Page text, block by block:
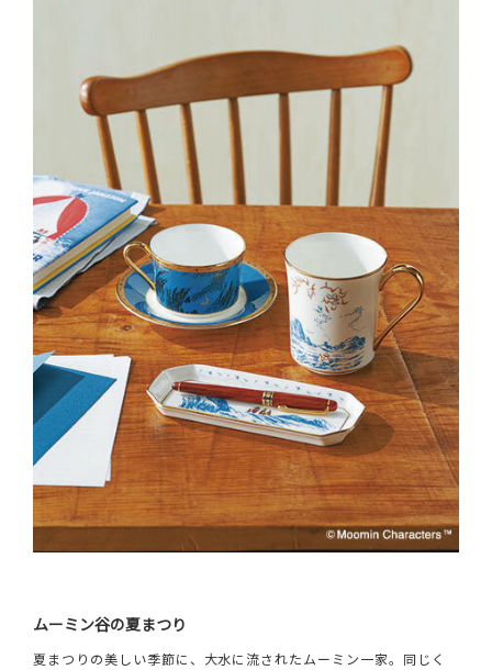
ムーミン谷の夏まつり
夏まつりの美しい季節に、大水に流されたムーミン一家。同じく